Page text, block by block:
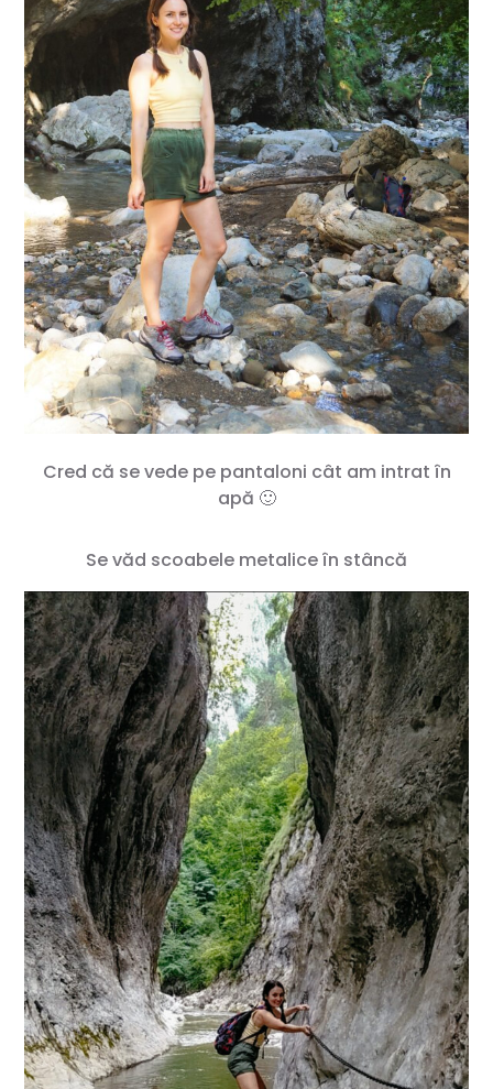
Cred că se vede pe pantaloni cât am intrat în
apă 🙂
Se văd scoabele metalice în stâncă